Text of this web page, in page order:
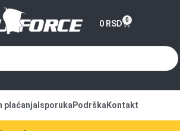
0 RSD 0
plaćanja Isporuka Podrška Kontakt